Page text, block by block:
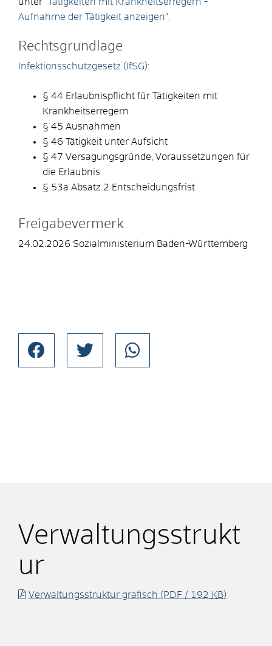
Aufnahme der Tätigkeit anzeigen".
Rechtsgrundlage
Infektionsschutzgesetz (IfSG):
§ 44 Erlaubnispflicht für Tätigkeiten mit
Krankheitserregern
§ 45 Ausnahmen
§ 46 Tätigkeit unter Aufsicht
§ 47 Versagungsgründe, Voraussetzungen für
die Erlaubnis
§ 53a Absatz 2 Entscheidungsfrist
Freigabevermerk
24.02.2026 Sozialministerium Baden-Württemberg
Verwaltungsstrukt
ur
Verwaltungsstruktur grafisch (PDF / 192 KB)